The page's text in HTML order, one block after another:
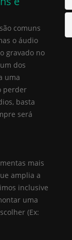
comuns
o áudio
gravado no
dos
uma
perder
basta
será
mais
amplia a
inclusive
uma
(Ex: